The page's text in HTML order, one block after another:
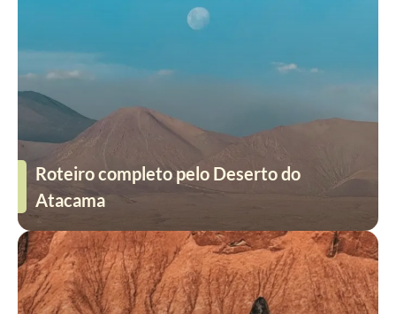
Roteiro completo pelo Deserto do
Atacama